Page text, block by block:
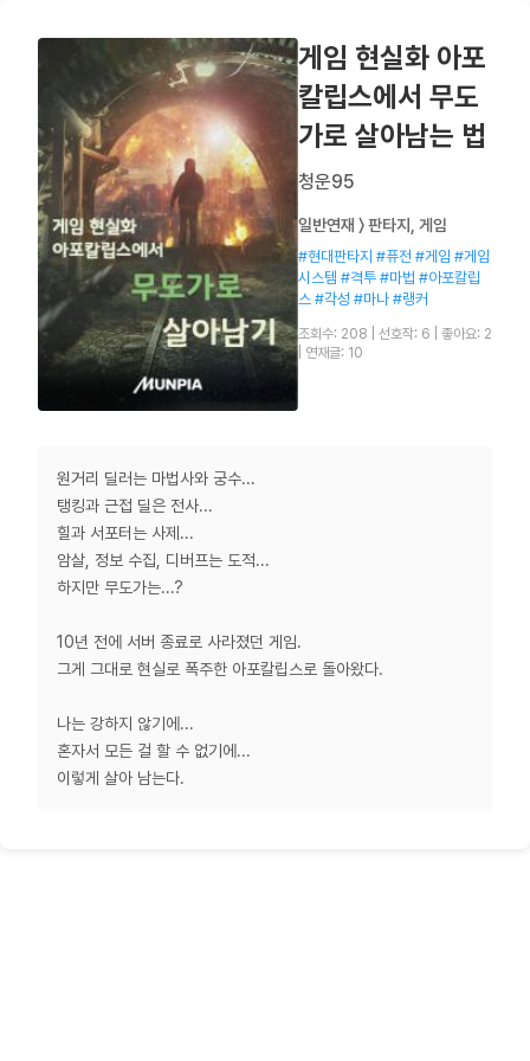
게임 현실화 아포
칼립스에서 무도
가로 살아남는 법
청운95
일반연재 〉 판타지, 게임
#현대판타지 #퓨전 #게임 #게임
시스템 #격투 #마법 #아포칼립
스 #각성 #마나 #랭커
조회수: 208 선호작: 6
좋아요: 2
연재글: 10
원거리 딜러는 마법사와 궁수...
탱킹과 근접 딜은 전사...
힐과 서포터는 사제...
암살, 정보 수집, 디버프는 도적...
하지만 무도가는...?
10년 전에 서버 종료로 사라졌던 게임.
그게 그대로 현실로 폭주한 아포칼립스로 돌아왔다.
나는 강하지 않기에...
혼자서 모든 걸 할 수 없기에...
이렇게 살아 남는다.